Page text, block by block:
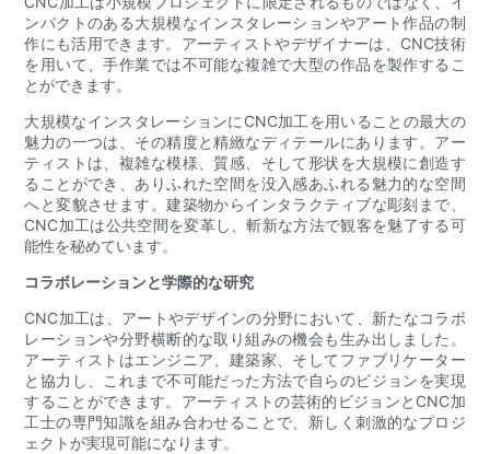
ンパクトのある大規模なインスタレーションやアート作品の制
作にも活用できます。アーティストやデザイナーは、CNC技術
を用いて、手作業では不可能な複雑で大型の作品を製作するこ
とができます。
大規模なインスタレーションにCNC加工を用いることの最大の
魅力の一つは、その精度と精緻なディテールにあります。アー
ティストは、複雑な模様、質感、そして形状を大規模に創造す
ることができ、ありふれた空間を没入感あふれる魅力的な空間
へと変貌させます。建築物からインタラクティブな彫刻まで、
CNC加工は公共空間を変革し、斬新な方法で観客を魅了する可
能性を秘めています。
コラボレーションと学際的な研究
CNC加工は、アートやデザインの分野において、新たなコラボ
レーションや分野横断的な取り組みの機会も生み出しました。
アーティストはエンジニア、建築家、そしてファブリケーター
と協力し、これまで不可能だった方法で自らのビジョンを実現
することができます。アーティストの芸術的ビジョンとCNC加
工士の専門知識を組み合わせることで、新しく刺激的なプロジ
ェクトが実現可能になります。